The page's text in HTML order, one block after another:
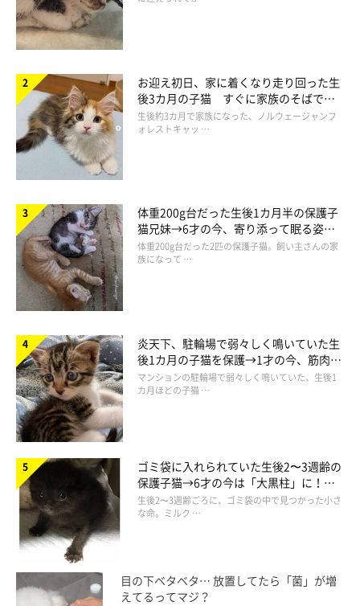
＠hmrr2418
「ここは我々が占拠にゃ(ΦωΦ)ﾌﾌﾌ…」
洗面所がどうも気に入ってしまったご様子！ そんなツナちゃん
とウニくんの様子を見て……
お迎え初日、家に着くなり走り回った生
後3カ月の子猫 すぐに家族のそばで落
ち着く姿に「迎えてよかった」
生後約3カ月で家族になった、ノルウェージャンフ
ォレストキャッ …
体重200g台だった生後1カ月半の保護子
猫兄妹→6才の今、寄り添って眠る姿に
ほっこり！
体重200g台だった2匹の保護子猫。飼い主さんの家
族になって …
炎天下、駐輪場で弱々しく鳴いていた生
後1カ月の子猫を保護→1才の今、筋肉質
でツンデレなコに成長
マンションの駐輪場で弱々しく鳴いていた、生後1
カ月ほどの子猫 …
ゴミ袋に入れられていた生後2〜3週齢の
保護子猫→6才の今は「大黒柱」に！
美しい黒猫に成長した姿にグッとくる
生後2〜3週齢ごろに、ゴミ袋の中で見つかった小さ
な命。ミルク …
目の下ベタベタ… 放置してたら「菌」が増
えてるってマジ？